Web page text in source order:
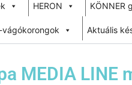
HERON KÖNNER
vágókorongok Aktuális
MEDIA LINE